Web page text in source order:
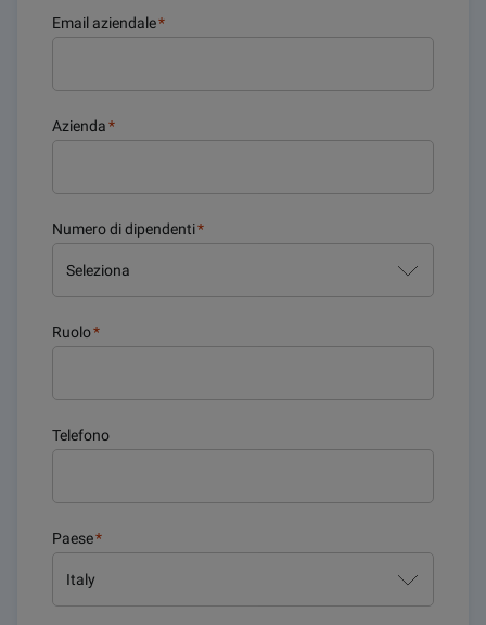
Email aziendale*
Azienda*
Numero di dipendenti*
Ruolo*
Telefono
Paese*